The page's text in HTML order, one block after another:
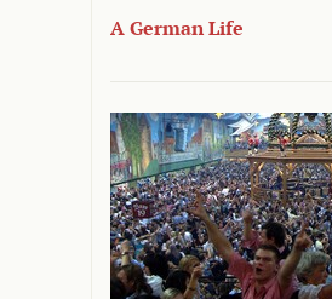
A German Life